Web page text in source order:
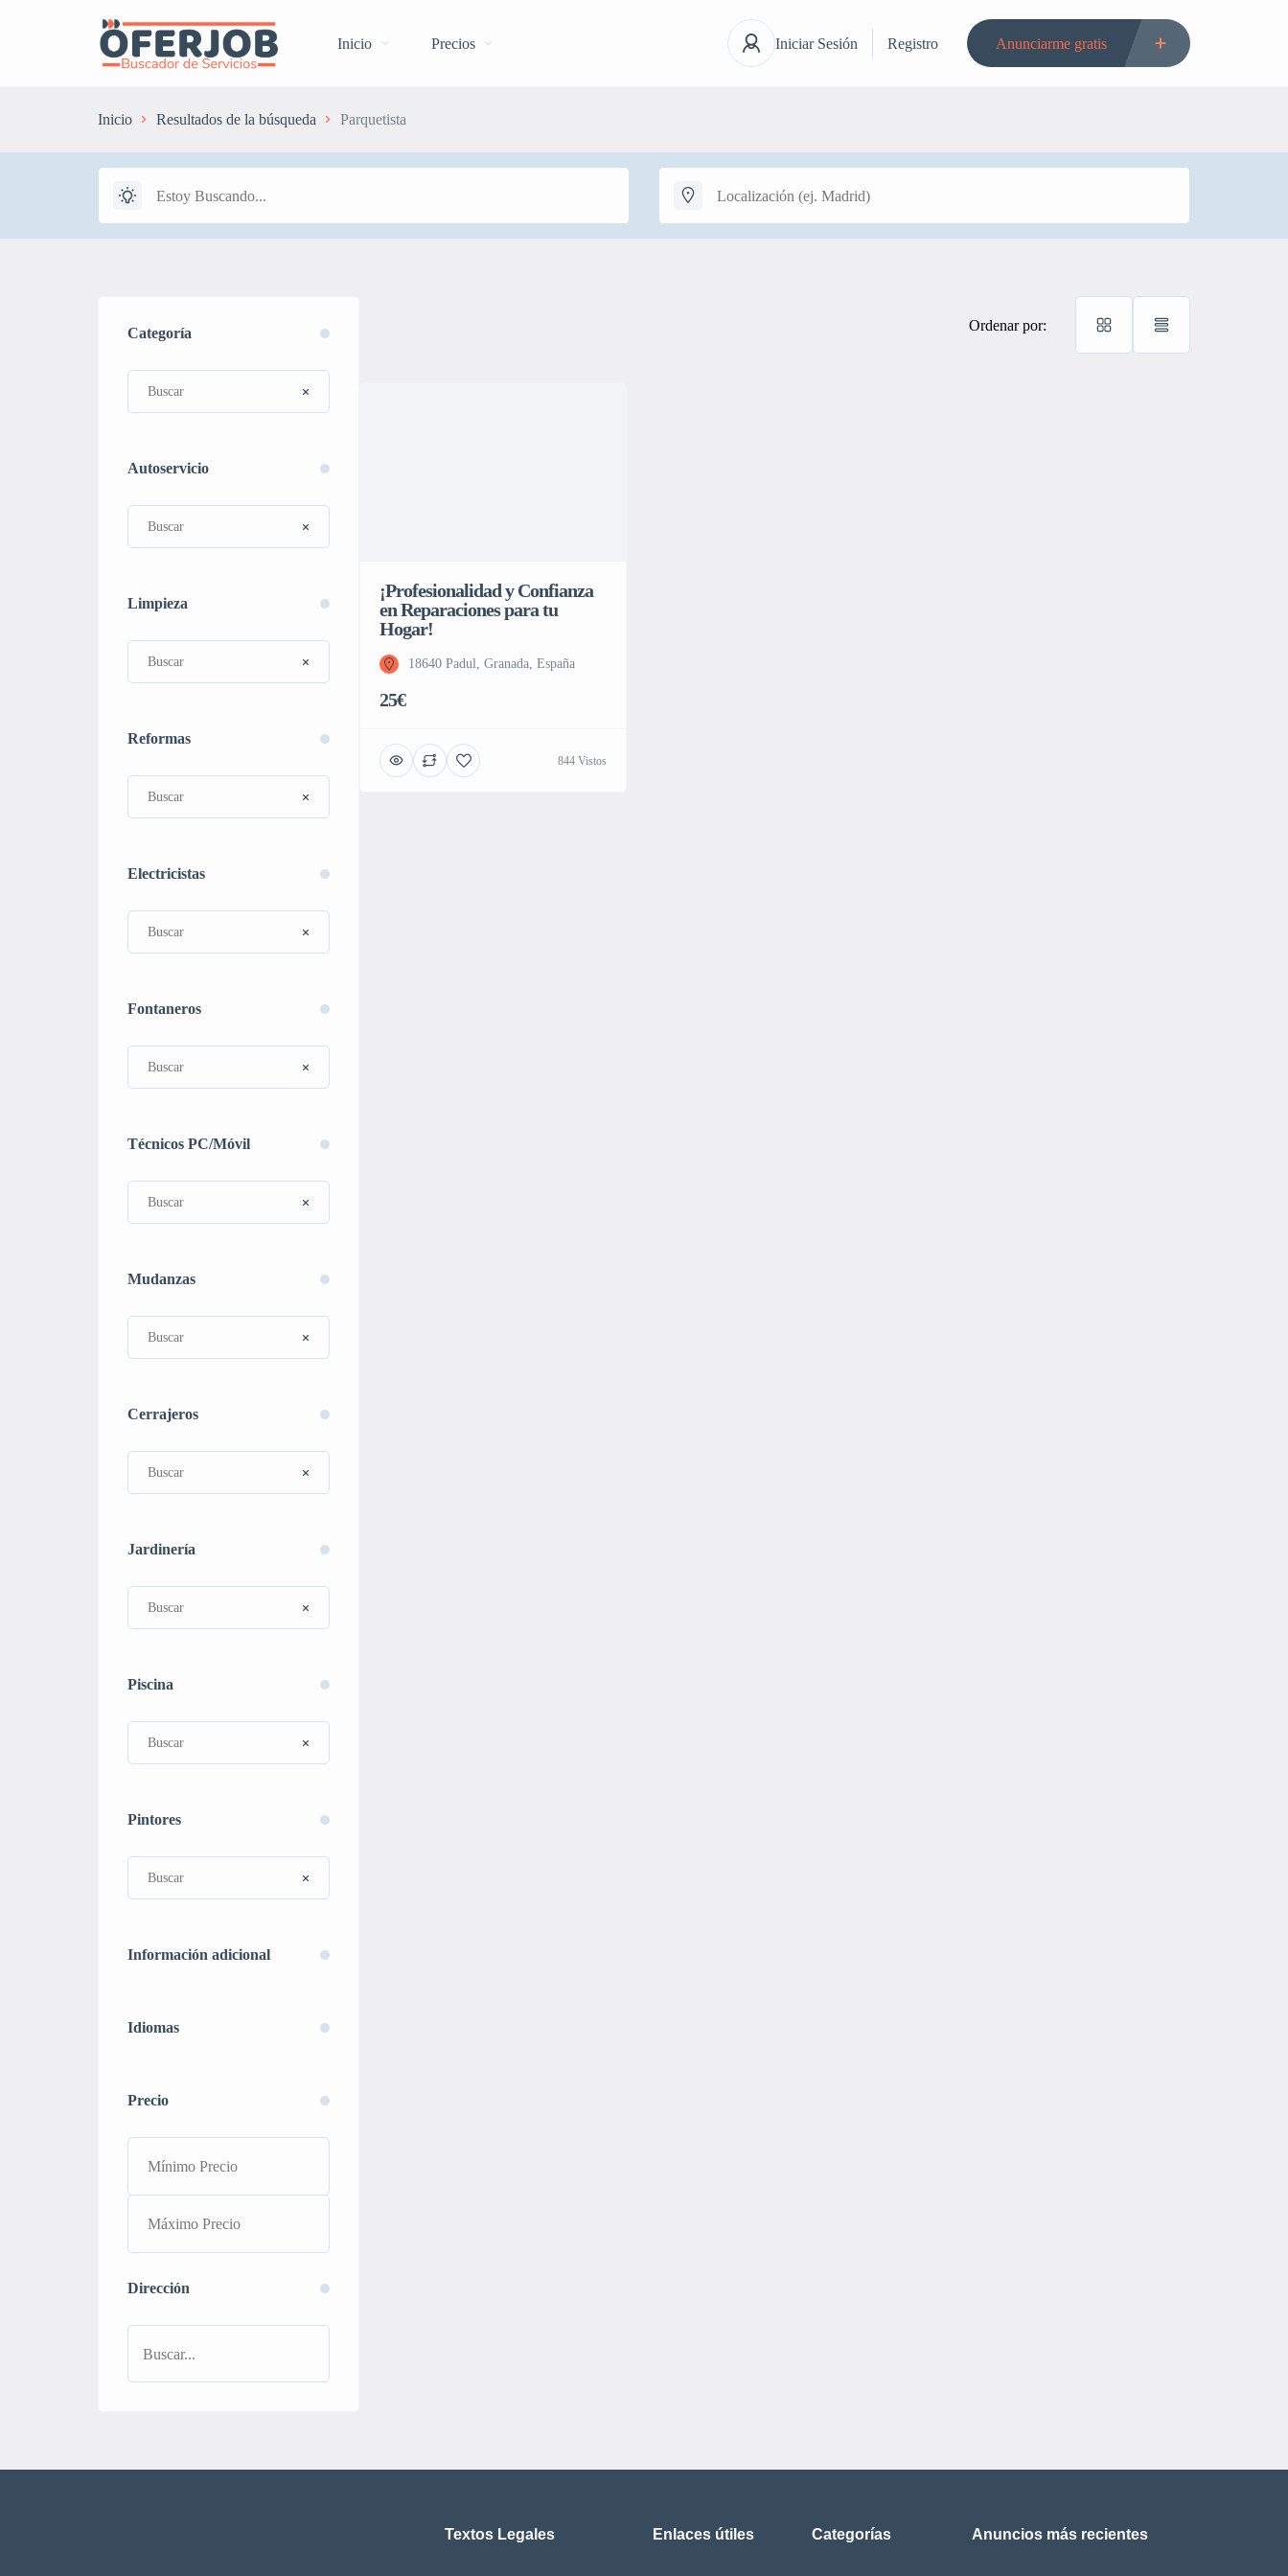
Inicio Precios Iniciar Sesión Registro Anunciarme gratis
Inicio Resultados de la búsqueda Parquetista
Categoría
Autoservicio
Limpieza
Reformas
Electricistas
Fontaneros
Técnicos PC/Móvil
Mudanzas
Cerrajeros
Jardinería
Piscina
Pintores
Información adicional
Idiomas
Precio
Dirección
Ordenar por:
¡Profesionalidad y Confianza
en Reparaciones para tu
Hogar!
18640 Padul, Granada, España
25€
844 Vistos
Textos Legales Enlaces útiles Categorías Anuncios más recientes